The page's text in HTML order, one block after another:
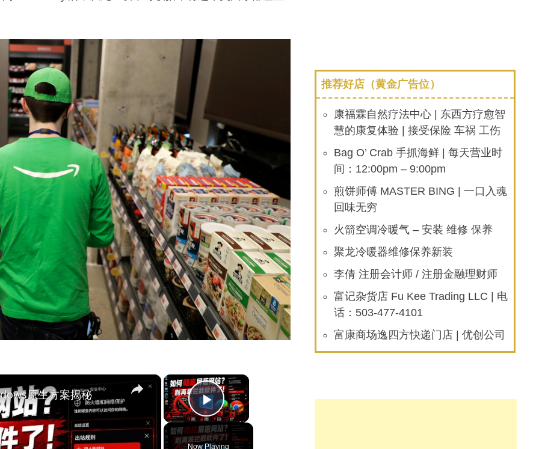
×
Play Video
Now Playing
×
原生方案揭秘
推荐好店（黄金广告位）
康福霖自然疗法中心 | 东西方疗愈智
慧的康复体验 | 接受保险 车祸 工伤
Bag O’ Crab 手抓海鲜 | 每天营业时
间：12:00pm – 9:00pm
煎饼师傅 MASTER BING | 一口入魂
回味无穷
火箭空调冷暖气 – 安装 维修 保养
聚龙冷暖器维修保养新装
李倩 注册会计师 / 注册金融理财师
富记杂货店 Fu Kee Trading LLC | 电
话：503-477-4101
富康商场逸四方快递门店 | 优创公司